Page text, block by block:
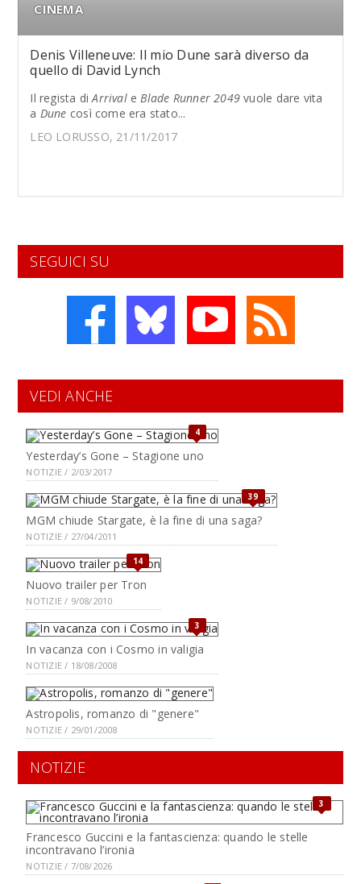
CINEMA
Denis Villeneuve: Il mio Dune sarà diverso da
quello di David Lynch
Il regista diArrivaleBlade Runner 2049 vuole dare vita
a Dune così come era stato...
LEO LORUSSO, 21/11/2017
SEGUICI SU
VEDI ANCHE
4
Yesterday’s Gone – Stagione uno
NOTIZIE / 2/03/2017
39
MGM chiude Stargate, è la fine di una saga?
NOTIZIE / 27/04/2011
14
Nuovo trailer per Tron
NOTIZIE / 9/08/2010
3
In vacanza con i Cosmo in valigia
NOTIZIE / 18/08/2008
Astropolis, romanzo di "genere"
NOTIZIE / 29/01/2008
NOTIZIE
3
Francesco Guccini e la fantascienza: quando le stelle
incontravano l’ironia
NOTIZIE / 7/08/2026